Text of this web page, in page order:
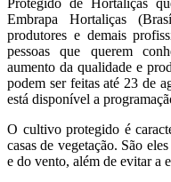
Embrapa Hortaliças
produtores e demais
pessoas que querem
aumento da qualidade e
podem ser feitas até 23 de
está disponível a
O cultivo protegido é
casas de vegetação. São
e do vento, além de evitar a